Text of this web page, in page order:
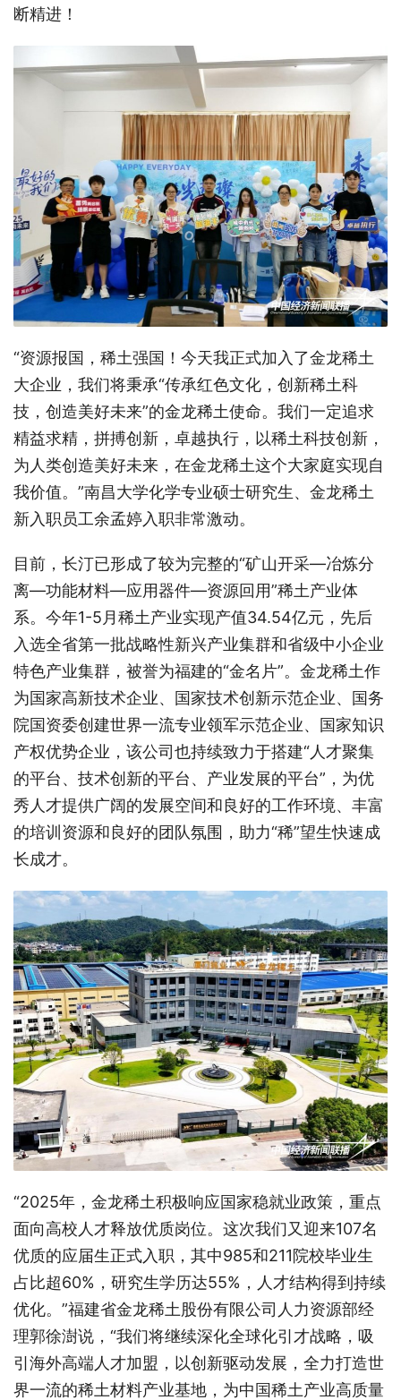
断精进！
“资源报国，稀土强国！今天我正式加入了金龙稀土
大企业，我们将秉承“传承红色文化，创新稀土科
技，创造美好未来”的金龙稀土使命。我们一定追求
精益求精，拼搏创新，卓越执行，以稀土科技创新，
为人类创造美好未来，在金龙稀土这个大家庭实现自
我价值。 ”南昌大学化学专业硕士研究生、金龙稀土
新入职员工余孟婷入职非常激动。
目前，长汀已形成了较为完整的“矿山开采—冶炼分
离—功能材料—应用器件—资源回用”稀土产业体
系。今年1-5月稀土产业实现产值34.54亿元，先后
入选全省第一批战略性新兴产业集群和省级中小企业
特色产业集群，被誉为福建的“金名片”。金龙稀土作
为国家高新技术企业、国家技术创新示范企业、国务
院国资委创建世界一流专业领军示范企业、国家知识
产权优势企业，该公司也持续致力于搭建“人才聚集
的平台、技术创新的平台、产业发展的平台”，为优
秀人才提供广阔的发展空间和良好的工作环境、丰富
的培训资源和良好的团队氛围，助力“稀”望生快速成
长成才。
“2025年，金龙稀土积极响应国家稳就业政策，重点
面向高校人才释放优质岗位。这次我们又迎来107名
优质的应届生正式入职，其中985和211院校毕业生
占比超60%，研究生学历达55%，人才结构得到持续
优化。”福建省金龙稀土股份有限公司人力资源部经
理郭徐澍说，“我们将继续深化全球化引才战略，吸
引海外高端人才加盟，以创新驱动发展，全力打造世
界一流的稀土材料产业基地，为中国稀土产业高质量